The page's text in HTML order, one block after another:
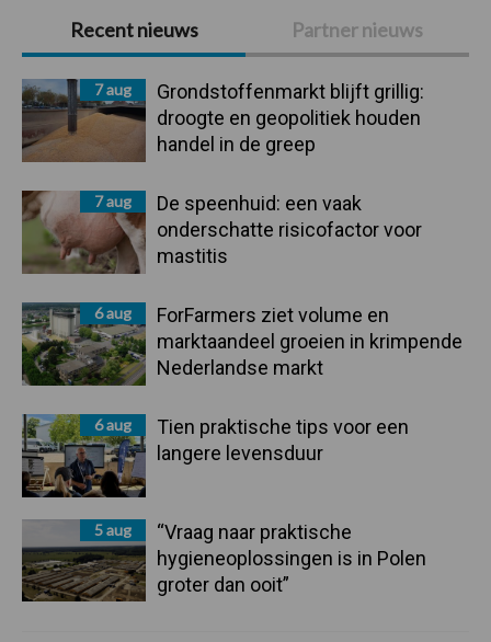
Primaire
Sidebar
Recent nieuws Partner nieuws
7 aug
Grondstoffenmarkt blijft grillig:
droogte en geopolitiek houden
handel in de greep
7 aug
De speenhuid: een vaak
onderschatte risicofactor voor
mastitis
6 aug
ForFarmers ziet volume en
marktaandeel groeien in krimpende
Nederlandse markt
6 aug
Tien praktische tips voor een
langere levensduur
5 aug
“Vraag naar praktische
hygieneoplossingen is in Polen
groter dan ooit”